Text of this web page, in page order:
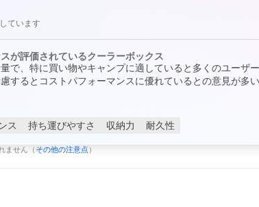
ています
が評価されているクーラーボックス
で、特に買い物やキャンプに適していると多くのユーザ
するとコストパフォーマンスに優れているとの意見が多
ス 持ち運びやすさ 収納力 耐久性
ません（ その他の注意点 ）